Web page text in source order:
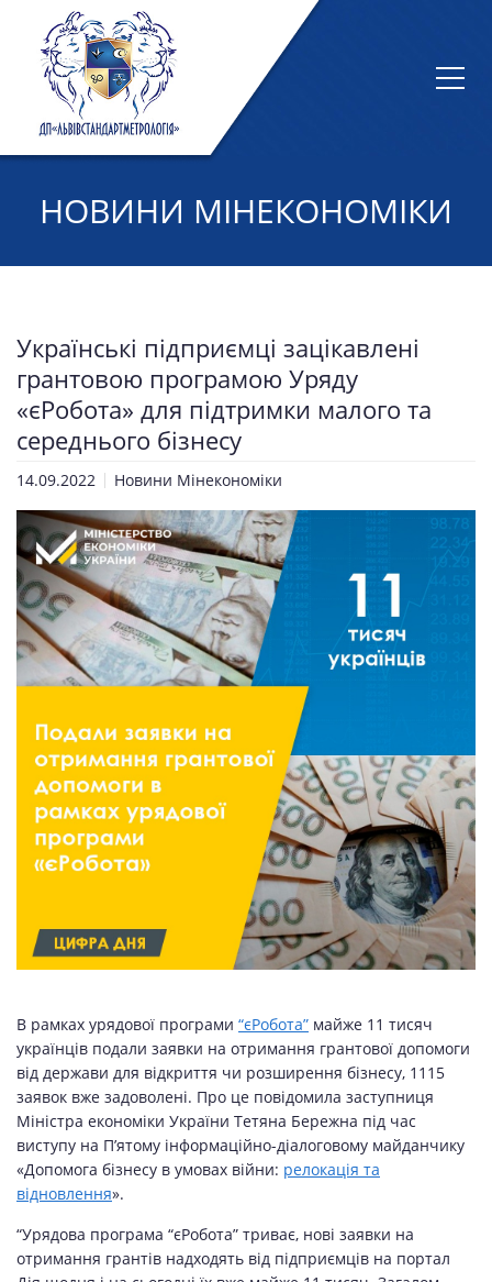
НОВИНИ МІНЕКОНОМІКИ
Українські підприємці зацікавлені
грантовою програмою Уряду
«єРобота» для підтримки малого та
середнього бізнесу
14.09.2022 Новини Мінекономіки
В рамках урядової програми “єРобота” майже 11 тисяч
українців подали заявки на отримання грантової допомоги
від держави для відкриття чи розширення бізнесу, 1115
заявок вже задоволені. Про це повідомила заступниця
Міністра економіки України Тетяна Бережна під час
виступу на П’ятому інформаційно-діалоговому майданчику
«Допомога бізнесу в умовах війни: релокація та
відновлення».
“Урядова програма “єРобота” триває, нові заявки на
отримання грантів надходять від підприємців на портал